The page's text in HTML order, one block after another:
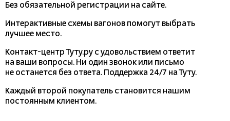
Без обязательной регистрации на сайте.
Интерактивные схемы вагонов помогут выбрать
лучшее место.
Контакт-центр Туту.ру с удовольствием ответит
на ваши вопросы. Ни один звонок или письмо
не останется без ответа. Поддержка 24/7 на Туту.
Каждый второй покупатель становится нашим
постоянным клиентом.